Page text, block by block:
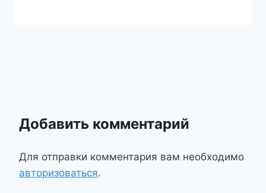
Добавить комментарий
Для отправки комментария вам необходимо
авторизоваться.